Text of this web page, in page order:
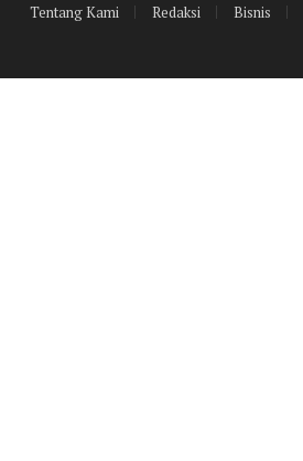
Tentang Kami
Redaksi Bisnis